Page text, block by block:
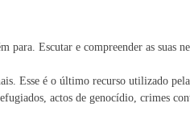
Escutar e compreender as suas
Esse é o último recurso utilizado
actos de genocídio, crimes